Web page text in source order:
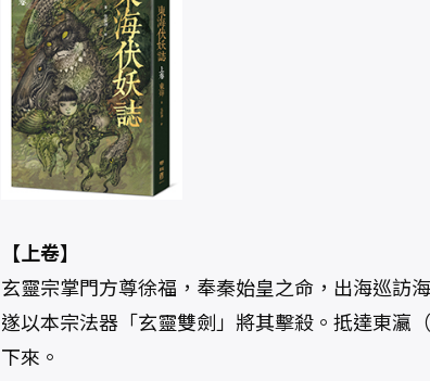
【上卷】
玄靈宗掌門方尊徐福，奉秦始皇之命，出海巡訪
遂以本宗法器「玄靈雙劍」將其擊殺。抵達東瀛
下來。